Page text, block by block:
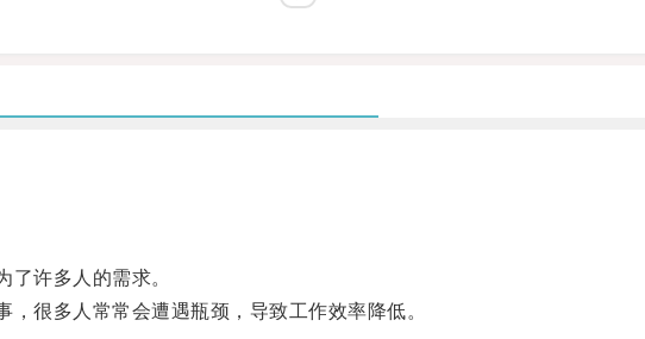
许多人的需求。
很多人常常会遭遇瓶颈，导致工作效率降低。